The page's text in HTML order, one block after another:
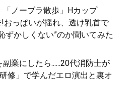
ノーブラ散歩」Hカップ
!おっぱいが揺れ、透け乳首で
ずかしくない”のか聞いてみた
業にしたら......20代消防士が
修」で学んだエロ演出と裏オ